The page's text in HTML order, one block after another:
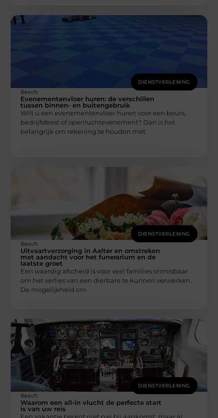
DIENSTVERLENING
Beech
Evenementenvloer huren: de verschillen
tussen binnen- en buitengebruik
Wilt u een evenementenvloer huren voor een beurs,
bedrijfsfeest of openluchtevenement? Dan is het
belangrijk om rekening te houden met
DIENSTVERLENING
Beech
Uitvaartverzorging in Aalter en omstreken
met aandacht voor het funerarium en de
laatste groet
Een waardig afscheid is voor veel families onmisbaar
om het verlies van een dierbare te kunnen verwerken.
De mogelijkheid om
DIENSTVERLENING
Beech
Waarom een all-in vlucht de perfecte start
is van uw reis